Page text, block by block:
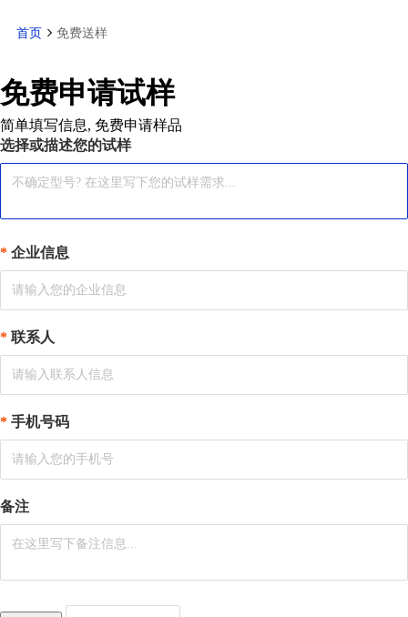
首页 免费送样
免费申请试样
简单填写信息, 免费申请样品
选择或描述您的试样
企业信息
联系人
手机号码
备注